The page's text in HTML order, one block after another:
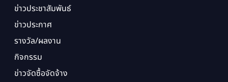
ข่าวประชาสัมพันธ์
ข่าวประกาศ
รางวัล/ผลงาน
กิจกรรม
ข่าวจัดซื้อจัดจ้าง